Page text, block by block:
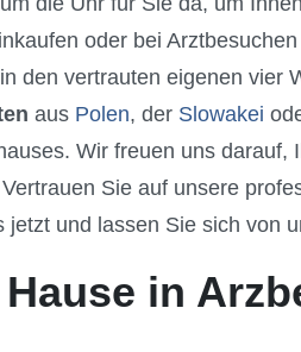
oder bei
den vertrauten eigenen vier
aus Polen, der Slowakei
Wir freuen uns
Sie auf unsere
und lassen Sie sich von
in